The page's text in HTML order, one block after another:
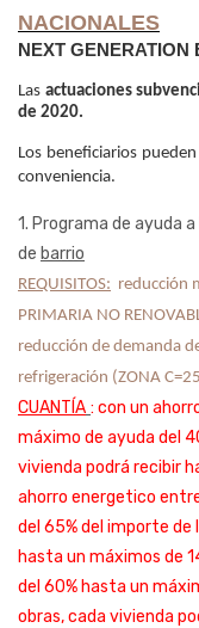
NACIONALES
NEXT GENERATION
Las actuaciones
de 2020.
Los beneficiarios
conveniencia.
1. Programa de ayuda
de barrio
REQUISITOS: reducción
PRIMARIA NO
reducción de demanda
refrigeración (ZONA
CUANTÍA : con un
máximo de ayuda del
vivienda podrá recibir
ahorro energetico
del 65% del importe de
hasta un máximos de
del 60% hasta un
obras, cada vivienda